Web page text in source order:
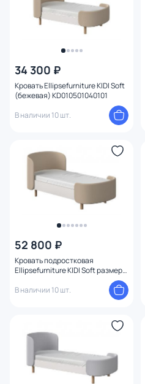
34 300 ₽
Кровать Ellipsefurniture KIDI Soft
(бежевая) KD010501040101
В наличии 10 шт.
52 800 ₽
Кровать подростковая
Ellipsefurniture KIDI Soft размер
М (бежевый) KD010110020101
В наличии 10 шт.